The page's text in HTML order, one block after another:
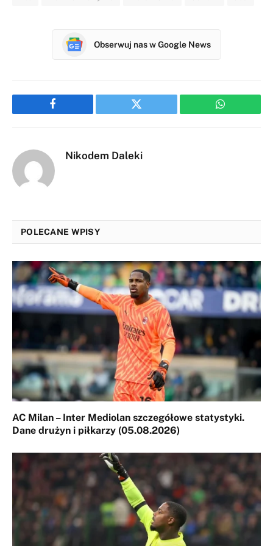
Obserwuj nas w Google News
Facebook Twitter WhatsApp
Nikodem Daleki
POLECANE WPISY
AC Milan – Inter Mediolan szczegółowe statystyki.
Dane drużyn i piłkarzy (05.08.2026)